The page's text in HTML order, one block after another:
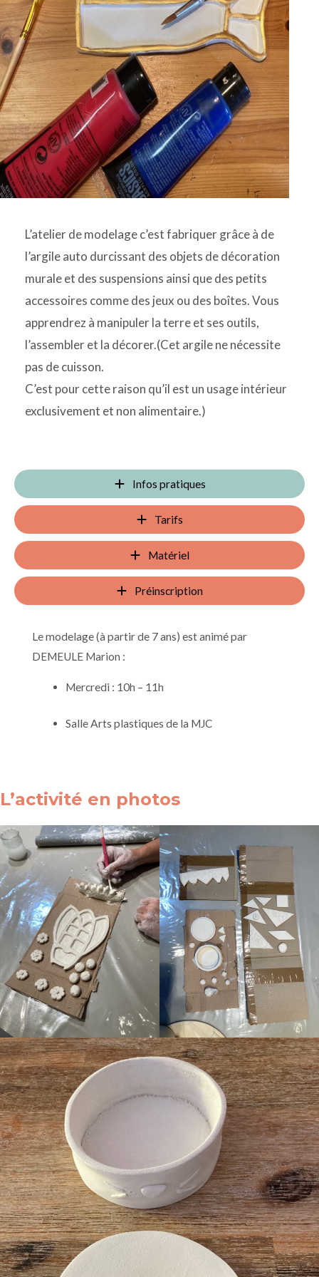
L’atelier de modelage c’est fabriquer grâce à de
l’argile auto durcissant des objets de décoration
murale et des suspensions ainsi que des petits
accessoires comme des jeux ou des boîtes. Vous
apprendrez à manipuler la terre et ses outils,
l’assembler et la décorer.(Cet argile ne nécessite
pas de cuisson.
C’est pour cette raison qu’il est un usage intérieur
exclusivement et non alimentaire.)
Infos pratiques
Tarifs
Matériel
Préinscription
Le modelage (à partir de 7 ans) est animé par
DEMEULE Marion :
Mercredi : 10h – 11h
Salle Arts plastiques de la MJC
L’activité en photos